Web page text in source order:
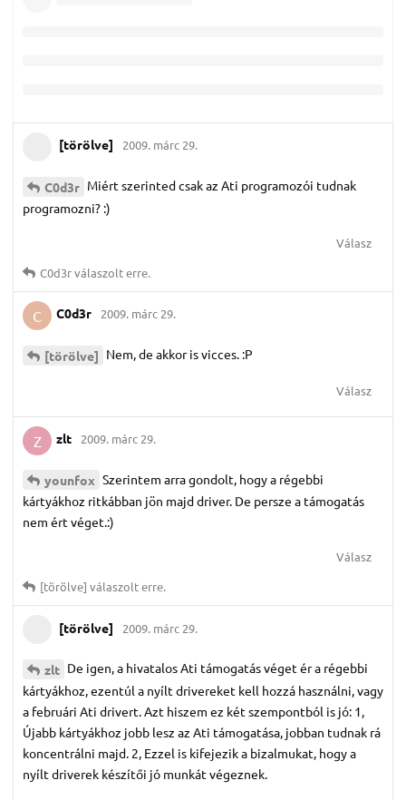
[törölve] 2009. márc 29.
C0d3r Miért szerinted csak az Ati programozói tudnak
programozni? :)
Válasz
C0d3rválaszolt erre.
C C0d3r 2009. márc 29.
[törölve] Nem, de akkor is vicces. :P
Válasz
Z zlt 2009. márc 29.
younfox Szerintem arra gondolt, hogy a régebbi
kártyákhoz ritkábban jön majd driver. De persze a támogatás
nem ért véget.:)
Válasz
[törölve] válaszolt erre.
[törölve] 2009. márc 29.
zlt De igen, a hivatalos Ati támogatás véget ér a régebbi
kártyákhoz, ezentúl a nyílt drivereket kell hozzá használni, vagy
a februári Ati drivert. Azt hiszem ez két szempontból is jó: 1,
Újabb kártyákhoz jobb lesz az Ati támogatása, jobban tudnak rá
koncentrálni majd. 2, Ezzel is kifejezik a bizalmukat, hogy a
nyílt driverek készítői jó munkát végeznek.